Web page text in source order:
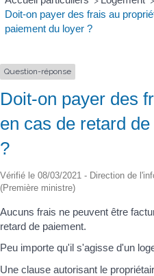
Doit-on payer des frais au
paiement du loyer ?
Question-réponse
Doit-on payer des
en cas de retard
?
Vérifié le 08/03/2021 - Direction de
(Première ministre)
Aucuns frais ne peuvent être
retard de paiement.
Peu importe qu'il s'agisse d'un
Une clause autorisant le